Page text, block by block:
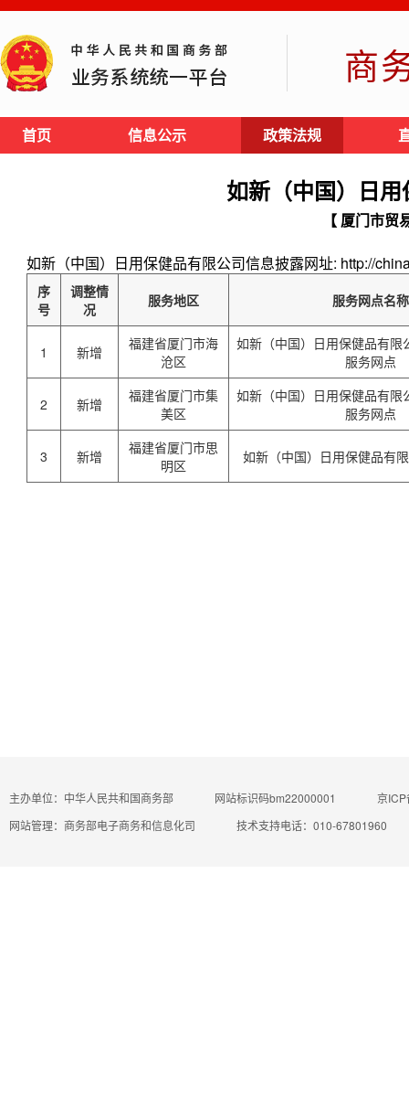
商
首页 信息公示 政策法规
如新（中国）日
【 厦门市贸
如新（中国）日用保健品有限公司信息披露网址: http://
序
号
调整情
况
服务地区 服务网点名称
1 新增
福建省厦门市海
沧区
如新（中国）日用保健品有限
服务网点
2 新增
福建省厦门市集
美区
如新（中国）日用保健品有限
服务网点
3 新增
福建省厦门市思
明区
如新（中国）日用保健品有
主办单位：中华人民共和国商务部 网站标识码bm22000001
京
网站管理：商务部电子商务和信息化司
技术支持电话：010-67801960